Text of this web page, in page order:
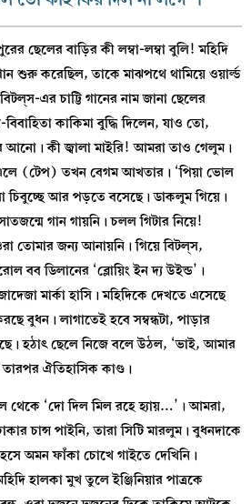
ছেলের বাড়ির কী লম্বা-লম্বা বুলি! মহিদি
শুরু করেছিল, তাকে মাঝপথে থামিয়ে ওয়ার্ল্ড
এর চাট্টি গানের নাম জানা ছেলের
কাকিমা বুদ্ধি দিলেন, যাও তো,
আনো। কী জ্বালা মাইরি! আমরা তাও গেলুম।
(টেপ) তখন বেগম আখতার। ‘পিয়া ভোল
আর পড়তে বসেছে। ডাকলুম গিয়ে।
গান গায়নি। চলল গিটার নিয়ে!
তোমার জন্য আনায়নি। গিয়ে বিটল্‌স,
বব ডিলানের ‘ব্লোয়িং ইন দ্য উইন্ড’।
মার্কা হাসি। মহিদিকে দেখতে এসেছে
বুধন। লাগাতেই হবে সম্বন্ধটা, পাড়ার
হঠাৎ ছেলে নিজে বলে উঠল, ‘ভাই, আমার
ঐতিহাসিক কাণ্ড।
থেকে ‘দো দিল মিল রহে হ্যায়…’। আমরা,
চান্স পাইনি, তারা সিটি মারলুম। বুধনদাকে
অমন ফাঁকা চোখে গাইতে দেখিনি।
হালকা মুখ তুলে ইঞ্জিনিয়ার পাত্রকে